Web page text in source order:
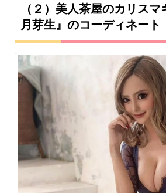
（２）美人茶屋のカリス
月芽生』のコーディネート